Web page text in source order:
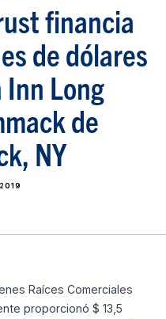
financia
de dólares
Long
de
NY
Raíces Comerciales
proporcionó $ 13,5